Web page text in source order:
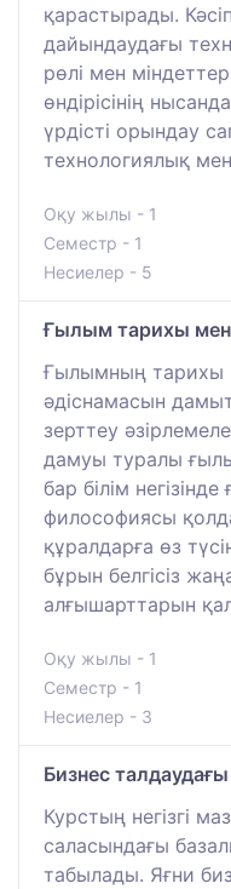
қарастырады.
дайындаудағы
рөлі мен
өндірісінің
үрдісті орындау
технологиялық
Оқу жылы - 1
Семестр - 1
Несиелер - 5
Ғылым тарихы
Ғылымның тарихы
әдіснамасын
зерттеу
дамуы туралы
бар білім
философиясы
құралдарға өз
бұрын белгісіз
алғышарттарын
Оқу жылы - 1
Семестр - 1
Несиелер - 3
Бизнес
Курстың негізгі
саласындағы
табылады. Яғни